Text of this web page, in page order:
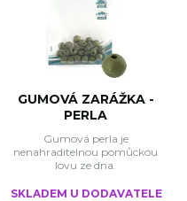
GUMOVÁ ZARÁŽKA -
PERLA
Gumová perla je
nenahraditelnou pomůckou
lovu ze dna.
SKLADEM U DODAVATELE